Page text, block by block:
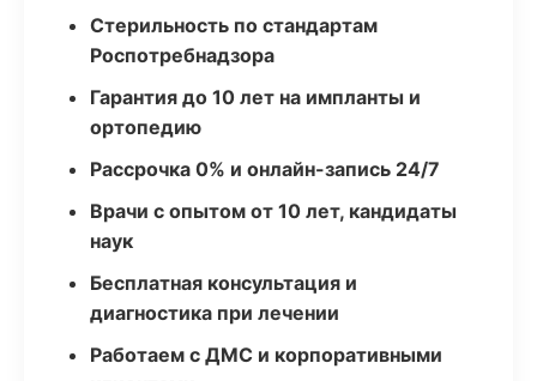
Стерильность по стандартам
Роспотребнадзора
Гарантия до 10 лет на импланты и
ортопедию
Рассрочка 0% и онлайн-запись 24/7
Врачи с опытом от 10 лет, кандидаты
наук
Бесплатная консультация и
диагностика при лечении
Работаем с ДМС и корпоративными